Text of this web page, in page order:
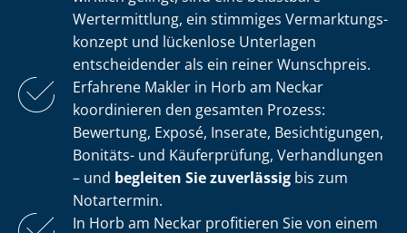
Wertermittlung, ein stimmiges Ver­mark­tungs­
kon­zept und lückenlose Unterlagen
entscheidender als ein reiner Wunschpreis.
Erfahrene Makler in Horb am Neckar
koordinieren den gesamten Prozess:
Bewertung, Exposé, Inserate, Besichtigungen,
Bonitäts- und Käuferprüfung, Verhandlungen
– und begleiten Sie zuverlässig bis zum
Notartermin.
In Horb am Neckar profitieren Sie von einem